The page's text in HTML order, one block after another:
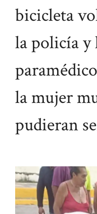
bicicleta
la policía y
la mujer
pudieran